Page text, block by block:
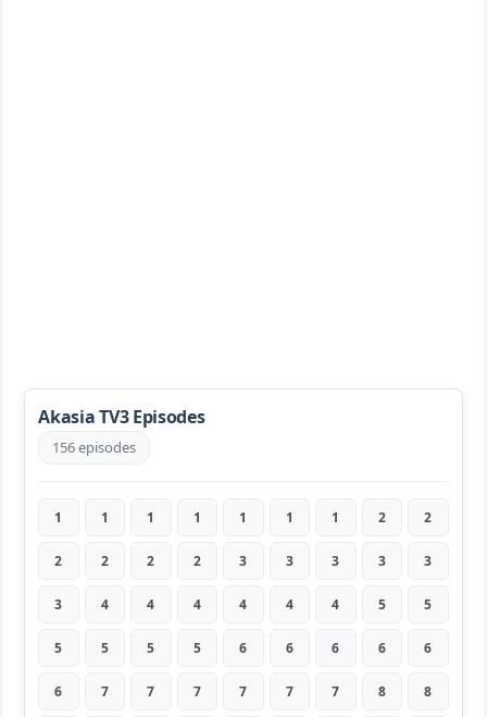
Akasia TV3 Episodes
156 episodes
1 1 1 1 1 1 1 2 2
2 2 2 2 3 3 3 3 3
3 4 4 4 4 4 4 5 5
5 5 5 5 6 6 6 6 6
6 7 7 7 7 7 7 8 8